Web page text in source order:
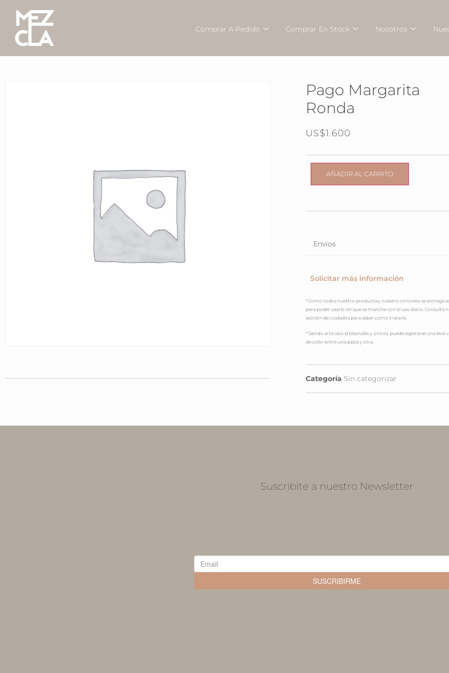
Comprar A Pedido Comprar En Stock Nosotros
Pago Margarita
Ronda
US$1.600
AÑADIR AL CARRITO
Envios
Solicitar más información
* Como todos nuestro productos, nuestro concreto se entrega
para poder usarlo sin que se manche con el uso diario. Consultá
sección de cuidados para saber como tratarlo.
* Siendo artículos artesanales y únicos, puede esperarse una leve
de color entre una pieza y otra.
Categoría Sin categorizar
Suscribite a nuestro Newsletter